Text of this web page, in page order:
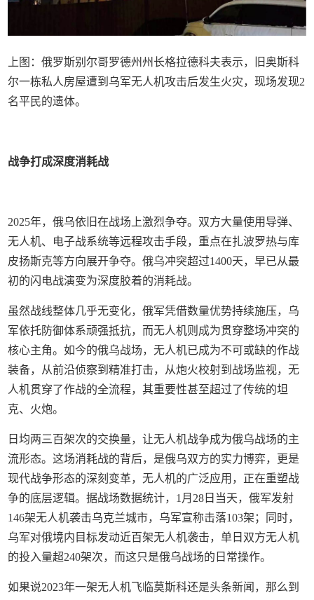
上图：俄罗斯别尔哥罗德州州长格拉德科夫表示，旧奥斯科
尔一栋私人房屋遭到乌军无人机攻击后发生火灾，现场发现2
名平民的遗体。
战争打成深度消耗战
2025年，俄乌依旧在战场上激烈争夺。双方大量使用导弹、
无人机、电子战系统等远程攻击手段，重点在扎波罗热与库
皮扬斯克等方向展开争夺。俄乌冲突超过1400天，早已从最
初的闪电战演变为深度胶着的消耗战。
虽然战线整体几乎无变化，俄军凭借数量优势持续施压，乌
军依托防御体系顽强抵抗，而无人机则成为贯穿整场冲突的
核心主角。如今的俄乌战场，无人机已成为不可或缺的作战
装备，从前沿侦察到精准打击，从炮火校射到战场监视，无
人机贯穿了作战的全流程，其重要性甚至超过了传统的坦
克、火炮。
日均两三百架次的交换量，让无人机战争成为俄乌战场的主
流形态。这场消耗战的背后，是俄乌双方的实力博弈，更是
现代战争形态的深刻变革，无人机的广泛应用，正在重塑战
争的底层逻辑。据战场数据统计，1月28日当天，俄军发射
146架无人机袭击乌克兰城市，乌军宣称击落103架；同时，
乌军对俄境内目标发动近百架无人机袭击，单日双方无人机
的投入量超240架次，而这只是俄乌战场的日常操作。
如果说2023年一架无人机飞临莫斯科还是头条新闻，那么到